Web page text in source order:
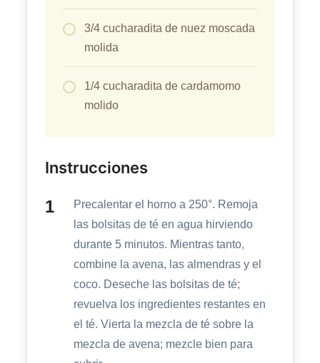
3/4 cucharadita de nuez moscada
molida
1/4 cucharadita de cardamomo
molido
Instrucciones
Precalentar el horno a 250°. Remoja
las bolsitas de té en agua hirviendo
durante 5 minutos. Mientras tanto,
combine la avena, las almendras y el
coco. Deseche las bolsitas de té;
revuelva los ingredientes restantes en
el té. Vierta la mezcla de té sobre la
mezcla de avena; mezcle bien para